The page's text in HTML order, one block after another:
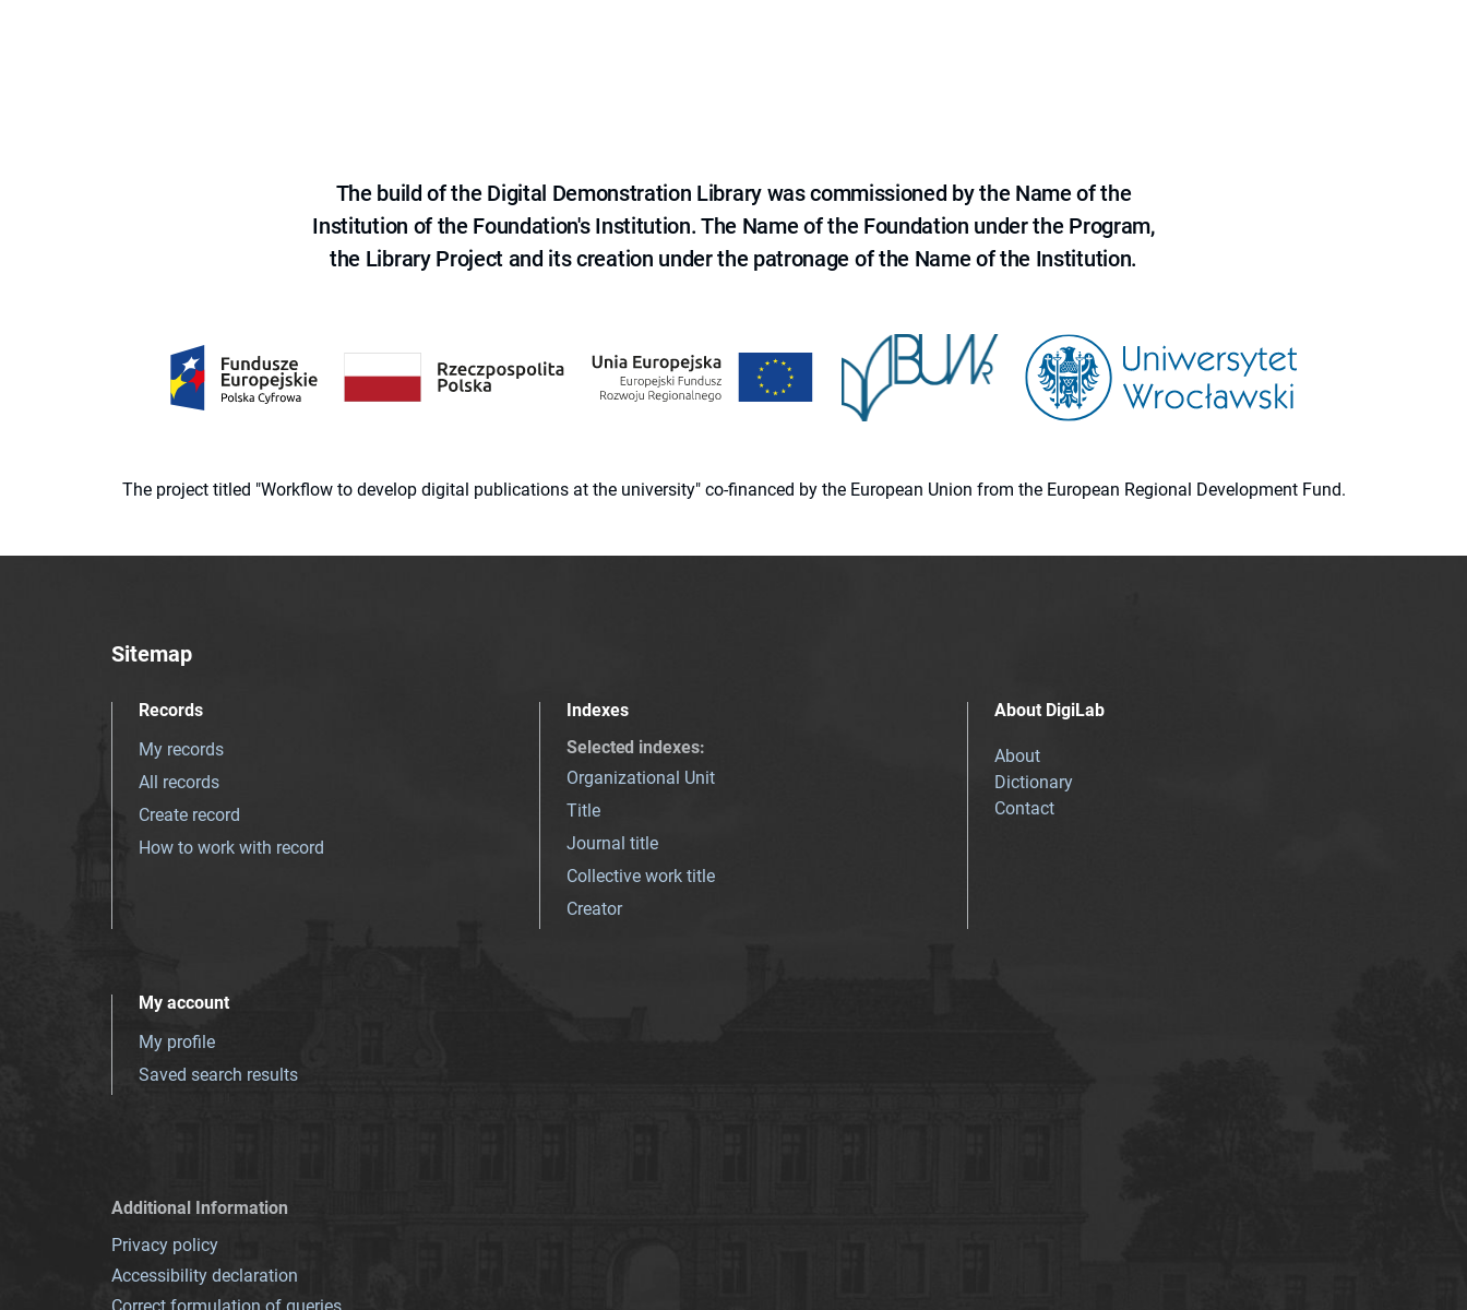
The build of the Digital Demonstration Library was commissioned by the Name of the
Institution of the Foundation's Institution. The Name of the Foundation under the Program,
the Library Project and its creation under the patronage of the Name of the Institution.
The project titled "Workflow to develop digital publications at the university" co-financed by the European Union from the European Regional Development Fund.
Sitemap
Records
My records
All records
Create record
How to work with record
Indexes
Selected indexes:
Organizational Unit
Title
Journal title
Collective work title
Creator
About DigiLab
About
Dictionary
Contact
My account
My profile
Saved search results
Additional Information
Privacy policy
Accessibility declaration